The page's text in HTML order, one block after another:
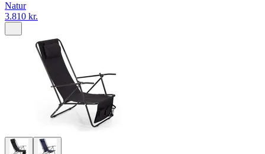
Natur
3.810 kr.